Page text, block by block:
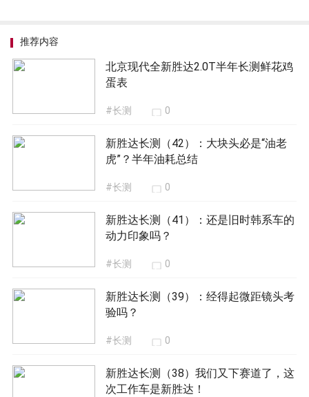
推荐内容
北京现代全新胜达2.0T半年长测鲜花鸡
蛋表
#长测 0
新胜达长测（42）：大块头必是“油老
虎”？半年油耗总结
#长测 0
新胜达长测（41）：还是旧时韩系车的
动力印象吗？
#长测 0
新胜达长测（39）：经得起微距镜头考
验吗？
#长测 0
新胜达长测（38）我们又下赛道了，这
次工作车是新胜达！